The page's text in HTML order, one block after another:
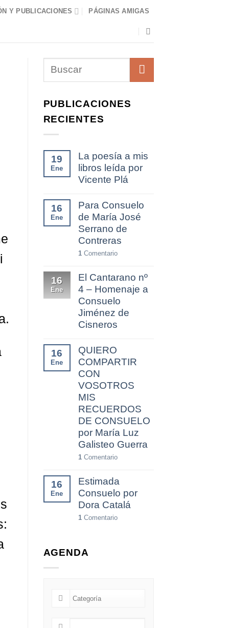
Y PUBLICACIONES PÁGINAS AMIGAS
PUBLICACIONES
RECIENTES
19
Ene
La poesía a mis
libros leída por
Vicente Plá
16
Ene
Para Consuelo
de María José
Serrano de
Contreras
1Comentario
16
Ene
El Cantarano nº
4 – Homenaje a
Consuelo
Jiménez de
Cisneros
16
Ene
QUIERO
COMPARTIR
CON
VOSOTROS
MIS
RECUERDOS
DE CONSUELO
por María Luz
Galisteo Guerra
1Comentario
16
Ene
Estimada
Consuelo por
Dora Catalá
1Comentario
AGENDA